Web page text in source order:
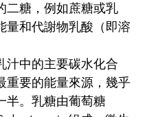
二糖，例如蔗糖或乳
量和代謝物乳酸（即溶
汁中的主要碳水化合
重要的能量來源，幾乎
半。乳糖由葡萄糖